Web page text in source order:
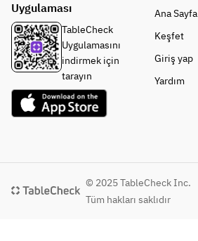
Uygulaması
TableCheck
Uygulamasını
indirmek için
tarayın
Ana Sayfa
Keşfet
Giriş yap
Yardım
© 2025 TableCheck Inc.
Tüm hakları saklıdır